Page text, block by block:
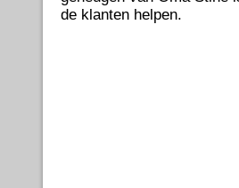
de klanten helpen.